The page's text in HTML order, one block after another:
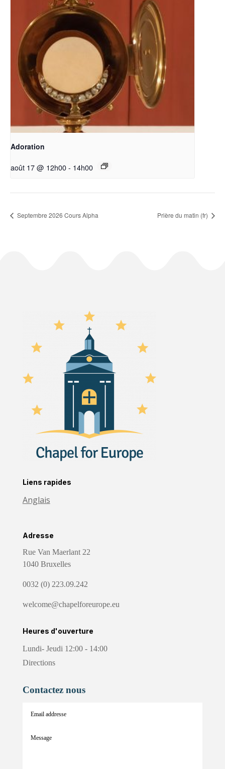
Adoration
août 17 @ 12h00- 14h00
Septembre 2026 Cours Alpha Prière du matin (fr)
Liens rapides
Anglais
Adresse
Rue Van Maerlant 22
1040 Bruxelles
0032 (0) 223.09.242
welcome@chapelforeurope.eu
Heures d'ouverture
Lundi- Jeudi 12:00 - 14:00
Directions
Contactez nous